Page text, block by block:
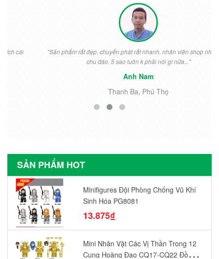
"Sản phẩm rất đẹp. chuyển phát rất nhanh. nhân viên shop nhiệt tình
chu đáo. 5 sao luôn k phải nói gì nữa..."
Anh Nam
Thanh Ba, Phú Thọ
SẢN PHẨM HOT
Minifigures Đội Phòng Chống Vũ Khí
Sinh Hóa PG8081
13.875₫
Mini Nhân Vật Các Vị Thần Trong 12
Cung Hoàng Đạo CQ17-CQ22 Đồ